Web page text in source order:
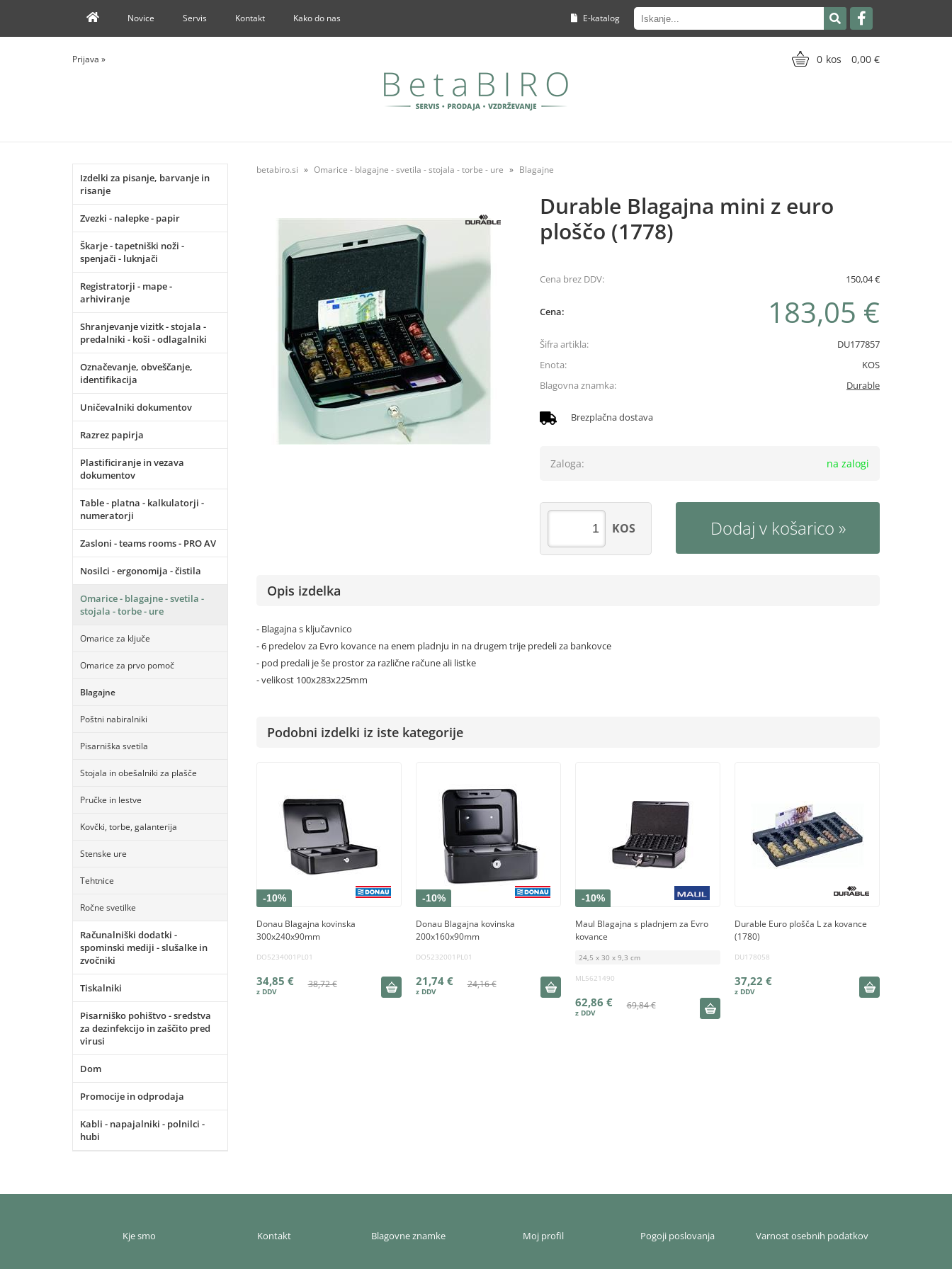
E-katalog
Novice Servis Kontakt Kako do nas
0 0,00
Prijava »
Izdelki za pisanje, barvanje in
risanje
Zvezki - nalepke - papir
Škarje - tapetniški noži -
spenjači - luknjači
Registratorji - mape -
arhiviranje
Shranjevanje vizitk - stojala -
predalniki - koši - odlagalniki
Označevanje, obveščanje,
identifikacija
Uničevalniki dokumentov
Razrez papirja
Plastificiranje in vezava
dokumentov
Table - platna - kalkulatorji -
numeratorji
Zasloni - teams rooms - PRO AV
Nosilci - ergonomija - čistila
Omarice - blagajne - svetila -
stojala - torbe - ure
Omarice za ključe
Omarice za prvo pomoč
Blagajne
Poštni nabiralniki
Pisarniška svetila
Stojala in obešalniki za plašče
Pručke in lestve
Kovčki, torbe, galanterija
Stenske ure
Tehtnice
Ročne svetilke
Računalniški dodatki -
spominski mediji - slušalke in
zvočniki
Tiskalniki
Pisarniško pohištvo - sredstva
za dezinfekcijo in zaščito pred
virusi
Dom
Promocije in odprodaja
Kabli - napajalniki - polnilci -
hubi
betabiro.si Omarice - blagajne - svetila - stojala - torbe - ure Blagajne
Durable Blagajna mini z euro
ploščo (1778)
Cena brez DDV: 150,04 €
Cena: 183,05 €
Šifra artikla:
DU177857
Enota:
KOS
Blagovna znamka:
Durable
Brezplačna dostava
Zaloga: na zalogi
Dodaj v košarico
KOS
Opis izdelka
- Blagajna s ključavnico
- 6 predelov za Evro kovance na enem pladnju in na drugem trije predeli za bankovce
- pod predali je še prostor za različne račune ali listke
- velikost 100x283x225mm
Podobni izdelki iz iste kategorije
-10%
Donau Blagajna kovinska
300x240x90mm
DO5234001PL01
38,72 €
34,85 €
-10%
Donau Blagajna kovinska
200x160x90mm
DO5232001PL01
24,16 €
21,74 €
-10%
Maul Blagajna s pladnjem za Evro
kovance
24,5 x 30 x 9,3 cm
ML5621490
69,84 €
62,86 €
Durable Euro plošča L za kovance
(1780)
DU178058
37,22 €
Kje smo Kontakt Blagovne znamke Moj profil Pogoji poslovanja Varnost osebnih podatkov